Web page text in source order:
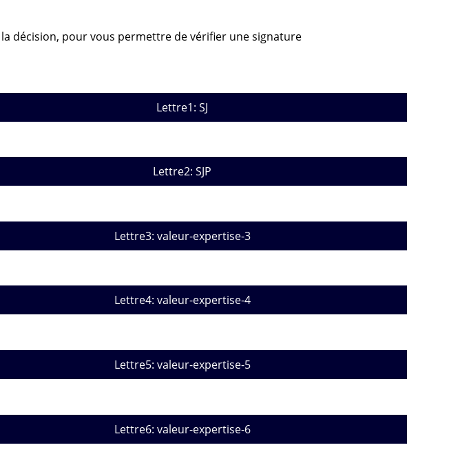
décision, pour vous permettre de vérifier une signature
Lettre1: SJ
Lettre2: SJP
Lettre3: valeur-expertise-3
Lettre4: valeur-expertise-4
Lettre5: valeur-expertise-5
Lettre6: valeur-expertise-6